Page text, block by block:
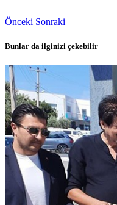
Önceki Sonraki
Bunlar da ilginizi çekebilir